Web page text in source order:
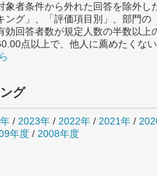
者条件から外れた回答を除外し
グ」、「評価項目別」、部門の
効回答者数が規定人数の半数以上
点以上で、他人に薦めたくな
グ
/ 2023年 / 2022年 / 2021年 /
年度 / 2008年度